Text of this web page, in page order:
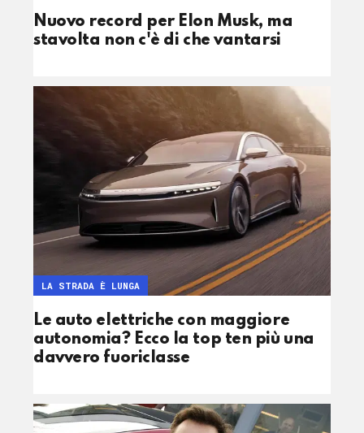
Nuovo record per Elon Musk, ma
stavolta non c'è di che vantarsi
Le auto elettriche con maggiore
autonomia? Ecco la top ten più una
davvero fuoriclasse
LA STRADA È LUNGA